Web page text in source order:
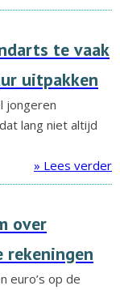
te vaak
uitpakken
jongeren
lang niet altijd
» Lees verder
over
rekeningen
euro’s op de